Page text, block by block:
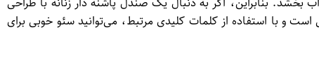
و با استفاده از کلمات کلیدی مرتبط، می‌توانید سئو خوبی برای